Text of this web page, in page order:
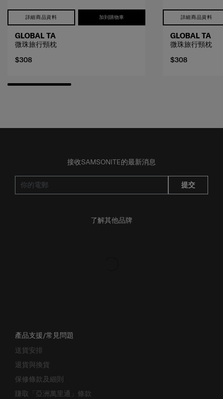
詳細商品資料 加到購物車
GLOBAL TA
微珠旅行頸枕
$308
詳細商品資料
GLOBAL TA
微珠旅行頸枕
$308
接收SAMSONITE的最新消息
提交
了解其他品牌
產品支援/常見問題
送貨安排
退貨與換貨
保修條款及細則
賺取「亞洲萬里通」條款